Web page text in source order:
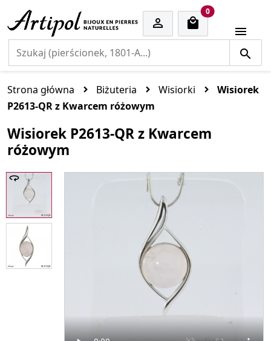

0cart items

Strona główna Biżuteria Wisiorki
Wisiorek
P2613-QR z Kwarcem różowym
Wisiorek P2613-QR z Kwarcem
różowym